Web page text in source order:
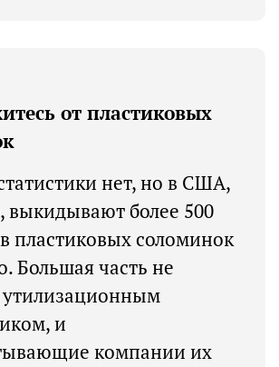
от пластиковых
нет, но в США,
выкидывают более 500
пластиковых соломинок
Большая часть не
и
компании их